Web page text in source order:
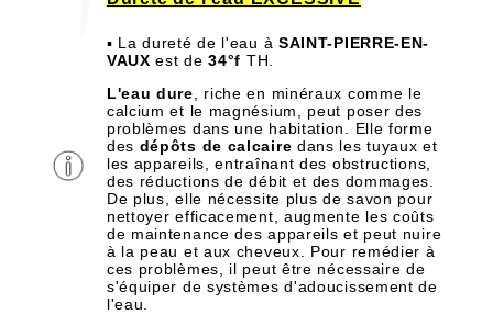
▪ La dureté de l'eau à SAINT-PIERRE-EN-
VAUX est de34°f TH.
L'eau dure , riche en minéraux comme le
calcium et le magnésium, peut poser des
problèmes dans une habitation. Elle forme
des dépôts de calcaire dans les tuyaux et
les appareils, entraînant des obstructions,
des réductions de débit et des dommages.
De plus, elle nécessite plus de savon pour
nettoyer efficacement, augmente les coûts
de maintenance des appareils et peut nuire
à la peau et aux cheveux. Pour remédier à
ces problèmes, il peut être nécessaire de
s'équiper de systèmes d'adoucissement de
l'eau.